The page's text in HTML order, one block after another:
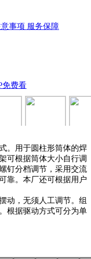
事项 服务保障
。用于圆柱形筒体的焊
轮架可根据筒体大小自行调
钉分档调节，采用交流
靠。本厂还可根据用户
，无须人工调节。组
。根据驱动方式可分为单